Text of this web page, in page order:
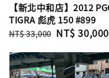
【新北中和店】2012
TIGRA 彪虎 150 #899
Regular
NT$ 33,000 Sale
NT$ 30,000